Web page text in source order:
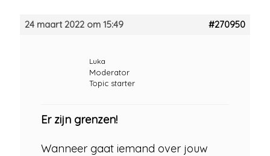
24 maart 2022 om 15:49 #270950
Luka
Moderator
Topic starter
Er zijn grenzen!
Wanneer gaat iemand over jouw